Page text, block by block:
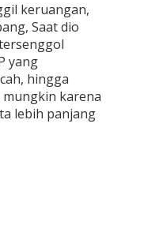
keruangan,
Saat dio
yang
hingga
karena
lebih panjang